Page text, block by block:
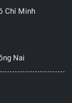
Chí Minh
Nai